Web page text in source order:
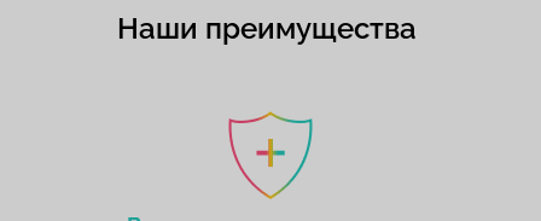
Наши преимущества